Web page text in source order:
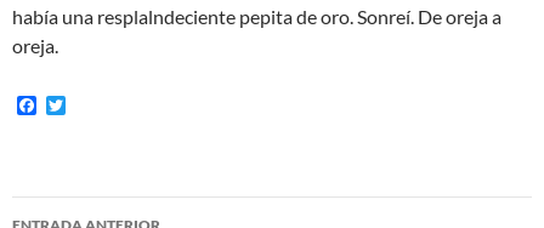
había una resplalndeciente pepita de oro. Sonreí. De oreja a
oreja.
F
o
o
e
r
Navegación